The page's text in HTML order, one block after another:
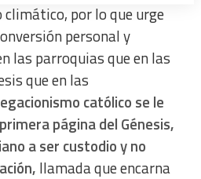
por lo que urge
personal y
las parroquias que en las
que en las
católico se le
página del Génesis,
a ser custodio y no
llamada que encarna
content
content